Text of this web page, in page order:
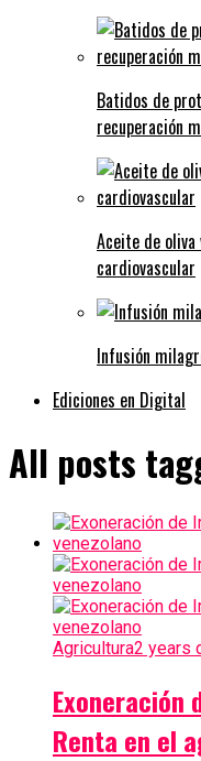
Batidos de
recuperación
Aceite de
cardiovascular
Infusión
Ediciones en Digital
All posts
Agricultura2 years
Exoneración
Renta en el